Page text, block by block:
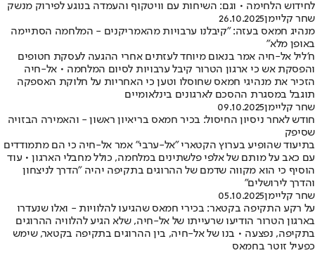
לחידוש הלחימה • וגם: השיחות עם וויטקוף והעמדה בנוגע לפירוק מנשק
שחר קליימן26.10.2025
מנהיג חמאס בעזה: "קיבלנו ערבויות מהאמריקנים - המלחמה הסתיימה
באופן מלא"
ח'ליל אל-חיה אמר בנאום מיוחד לעזתים אחרי ההגעה לעסקת חטופים
והפסקת אש כי ארגון הטרור קיבל ערבויות לסיום המלחמה • אל-חיה
הזכיר את מנהיגי חמאס שחוסלו וטען כי האחריות על חלוקת האספקה
תוגבל במסגרת ההסכם לארגונים בינלאומיים
שחר קליימן09.10.2025
חודש לאחר ניסיון החיסול: בכיר חמאס בריאיון ראשון - והאמירה הבזויה
שסיפק
בתיעוד שהופיע בערוץ הקטארי "אל-ערבי" אמר אל-חיה כי הם מתמודדים
עם כאב על מותם של אלפי פלשתינים במלחמה, כולל מחבלי הארגון • עוד
הוסיף כי הוא מקווה שדמם של ההרוגים בתקיפה יהיה "הדרך לניצחון
והדרך לירושלים"
שחר קליימן05.10.2025
על רקע התקיפה בקטאר: בכירי חמאס שהגיעו להלוויות - ואלו שנעדרו
בארגון הטרור הודיעו שרעייתו של אל-חיה, שלא הגיע להלוויה ההרוגים
בתקיפה, נפצעה • בנו של אל-חיה, בין ההרוגים בתקיפה בקטאר, שימש
כפעיל זוטר בחמאס